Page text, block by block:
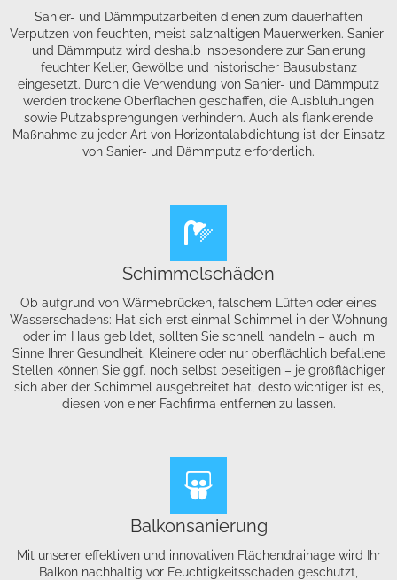
Sanier- und Dämmputzarbeiten dienen zum dauerhaften
Verputzen von feuchten, meist salzhaltigen Mauerwerken. Sanier-
und Dämmputz wird deshalb insbesondere zur Sanierung
feuchter Keller, Gewölbe und historischer Bausubstanz
eingesetzt. Durch die Verwendung von Sanier- und Dämmputz
werden trockene Oberflächen geschaffen, die Ausblühungen
sowie Putzabsprengungen verhindern. Auch als flankierende
Maßnahme zu jeder Art von Horizontalabdichtung ist der Einsatz
von Sanier- und Dämmputz erforderlich.
Schimmelschäden
Ob aufgrund von Wärmebrücken, falschem Lüften oder eines
Wasserschadens: Hat sich erst einmal Schimmel in der Wohnung
oder im Haus gebildet, sollten Sie schnell handeln – auch im
Sinne Ihrer Gesundheit. Kleinere oder nur oberflächlich befallene
Stellen können Sie ggf. noch selbst beseitigen – je großflächiger
sich aber der Schimmel ausgebreitet hat, desto wichtiger ist es,
diesen von einer Fachfirma entfernen zu lassen.
Balkonsanierung
Mit unserer effektiven und innovativen Flächendrainage wird Ihr
Balkon nachhaltig vor Feuchtigkeitsschäden geschützt,